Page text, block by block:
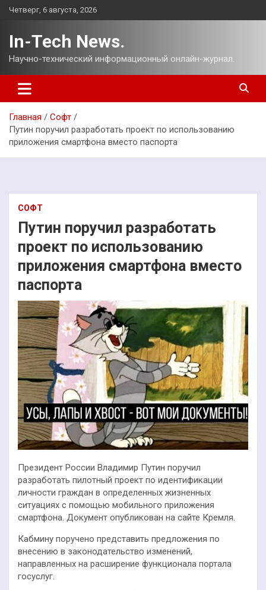
Перейти
Четверг, 6 августа, 2026
In-Tech News.
Научно-технический информационный онлайн-журнал.
Главная
Софт
Путин поручил разработать проект по использованию
приложения смартфона вместо паспорта
СОФТ
Путин поручил разработать
проект по использованию
приложения смартфона вместо
паспорта
Президент России Владимир Путин поручил
разработать пилотный проект по идентификации
личности граждан в определенных жизненных
ситуациях с помощью мобильного приложения
смартфона. Документ опубликован на сайте Кремля.
Кабмину поручено представить предложения по
внесению в законодательство изменений,
направленных на расширение функционала портала
госуслуг.